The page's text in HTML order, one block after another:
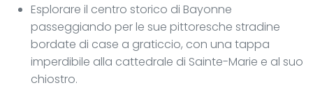
Esplorare il centro storico di Bayonne
passeggiando per le sue pittoresche stradine
bordate di case a graticcio, con una tappa
imperdibile alla cattedrale di Sainte-Marie e al suo
chiostro.